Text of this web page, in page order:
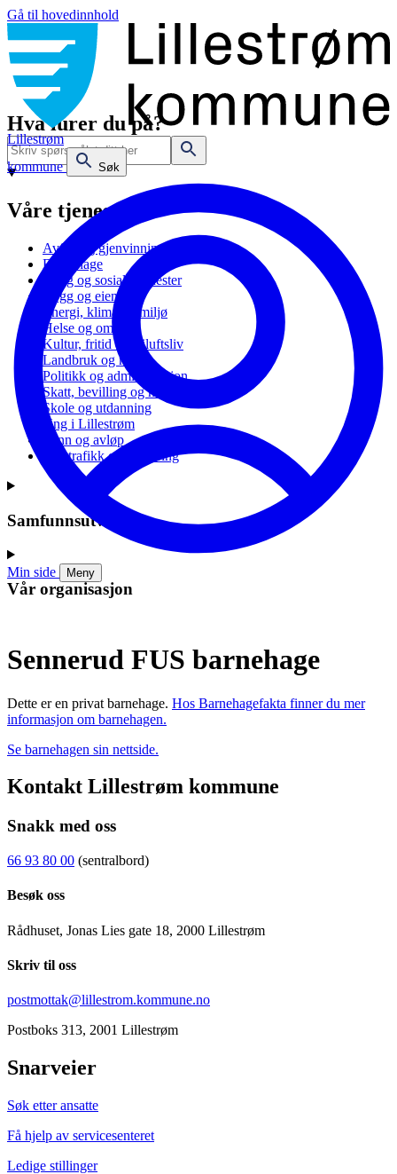
Gå til hovedinnhold
Lillestrøm
kommune
Søk
Min side Meny
Hva lurer du på?
Våre tjenester
Avfall og gjenvinning
Barnehage
Bolig og sosiale tjenester
Bygg og eiendom
Energi, klima og miljø
Helse og omsorg
Kultur, fritid og friluftsliv
Landbruk og natur
Politikk og administrasjon
Skatt, bevilling og næring
Skole og utdanning
Ung i Lillestrøm
Vann og avløp
Vei, trafikk og parkering
Samfunnsutvikling
Vår organisasjon
Sennerud FUS barnehage
Dette er en privat barnehage. Hos Barnehagefakta finner du mer
informasjon om barnehagen.
Se barnehagen sin nettside.
Kontakt Lillestrøm kommune
Snakk med oss
66 93 80 00 (sentralbord)
Besøk oss
Rådhuset, Jonas Lies gate 18, 2000 Lillestrøm
Skriv til oss
postmottak@lillestrom.kommune.no
Postboks 313, 2001 Lillestrøm
Snarveier
Søk etter ansatte
Få hjelp av servicesenteret
Ledige stillinger